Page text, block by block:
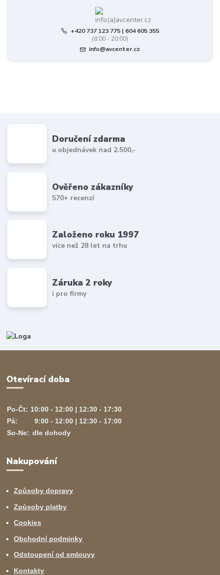
+420 737 123 775 | 604 605 355
(8:00 - 20:00)
info@avcenter.cz
Doručení zdarma
u objednávek nad 2.500,-
Ověřeno zákazníky
570+ recenzí
Založeno roku 1997
více než 28 let na trhu
Záruka 2 roky
i pro firmy
Otevírací doba
Po-Čt: 10:00 - 12:00 | 12:30 - 17:30
Pá:
9:00 - 12:00 | 12:30 - 17:00
So-Ne: dle dohody
Nakupování
Způsoby dopravy
Způsoby platby
Cookies
Obchodní podminky
Odstoupení od smlouvy
Kontakty